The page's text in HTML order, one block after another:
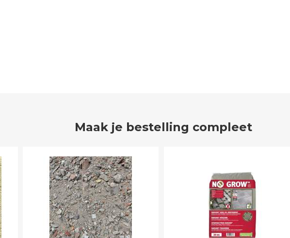
Maak je bestelling compleet